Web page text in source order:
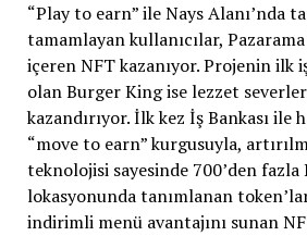
“Play to earn” ile Nays Alanı’nda
tamamlayan kullanıcılar,
içeren NFT kazanıyor. Projenin ilk
olan Burger King ise lezzet
kazandırıyor. İlk kez İş Bankası ile
“move to earn” kurgusuyla,
teknolojisi sayesinde 700’den
lokasyonunda tanımlanan
indirimli menü avantajını sunan